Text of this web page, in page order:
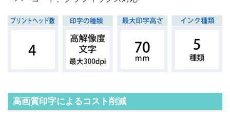
高画質印字によるコスト削減